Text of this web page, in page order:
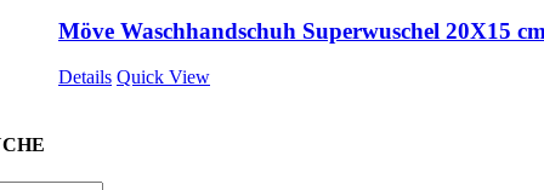
Möve Waschhandschuh Superwuschel 20X15
Details Quick View